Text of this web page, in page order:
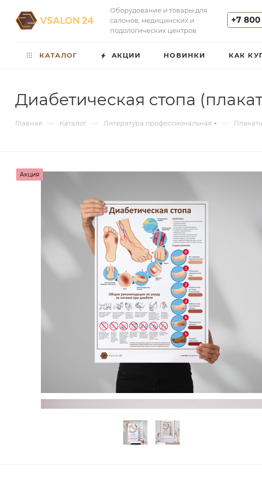
Оборудование и товары для
салонов, медицинских и
подологических центров
+7 800
КАТАЛОГ АКЦИИ НОВИНКИ КАК
Диабетическая стопа
Главная — Каталог — Литература профессиональная —
Акция